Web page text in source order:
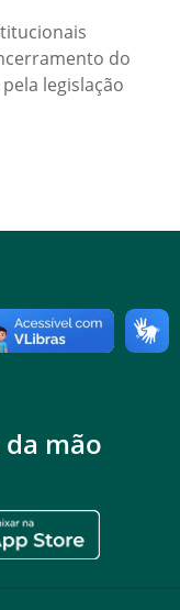
do
legislação
mão